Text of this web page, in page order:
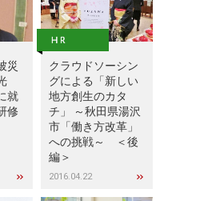
災
就
修
クラウドソーシン
グによる「新しい
地方創生のカタ
チ」 ～秋田県湯沢
市「働き方改革」
への挑戦～ ＜後
編＞
2016.04.22